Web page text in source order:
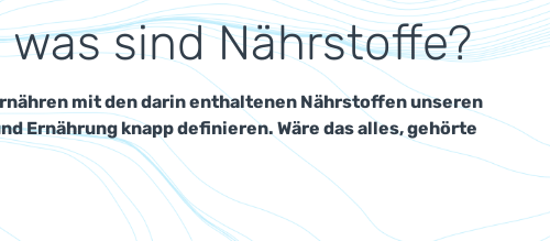
sind Nährstoffe?
mit den darin enthaltenen Nährstoffen unseren
Ernährung knapp definieren. Wäre das alles, gehörte